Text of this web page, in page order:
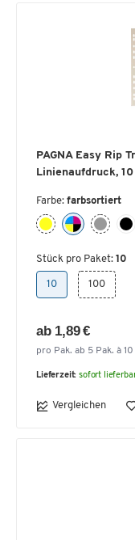
PAGNA Easy Rip
Linienaufdruck,
Farbe: farbsortiert
Stück pro Paket: 10
10 100
ab 1,89 €
pro Pak. ab 5 Pak. à 10
Lieferzeit: sofort
Vergleichen